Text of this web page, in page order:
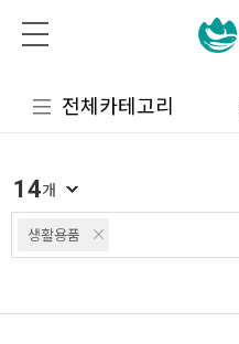
전체카테고리
생활용품
14개